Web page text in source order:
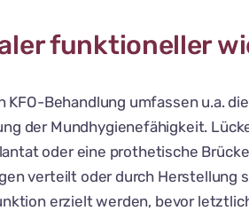
funktioneller
Behandlung umfassen u.a.
der Mundhygienefähigkeit.
oder eine prothetische
verteilt oder durch
erzielt werden, bevor